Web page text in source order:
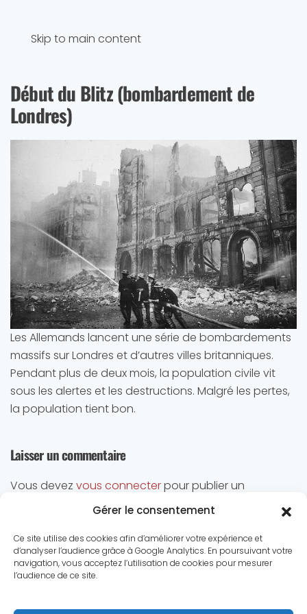
Gérer le consentement
Ce site utilise des cookies afin d’améliorer votre expérience et
d’analyser l’audience grâce à Google Analytics. En poursuivant votre
navigation, vous acceptez l’utilisation de cookies pour mesurer
l’audience de ce site.
Skip to main content
Début du Blitz (bombardement de
Londres)
Les Allemands lancent une série de bombardements
massifs sur Londres et d’autres villes britanniques.
Pendant plus de deux mois, la population civile vit
sous les alertes et les destructions. Malgré les pertes,
la population tient bon.
Laisser un commentaire
Vous devez vous connecterpour publier un